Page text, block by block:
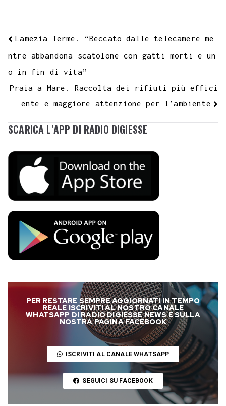
Lamezia Terme. “Beccato dalle telecamere me
ntre abbandona scatolone con gatti morti e un
o in fin di vita”
Praia a Mare. Raccolta dei rifiuti più effici
ente e maggiore attenzione per l’ambiente
SCARICA L’APP DI RADIO DIGIESSE
PER RESTARE SEMPRE AGGIORNATI IN TEMPO
REALE ISCRIVITI AL NOSTRO CANALE
WHATSAPP DI RADIO DIGIESSE NEWS E SULLA
NOSTRA PAGINA FACEBOOK
ISCRIVITI AL CANALE WHATSAPP
SEGUICI SU FACEBOOK